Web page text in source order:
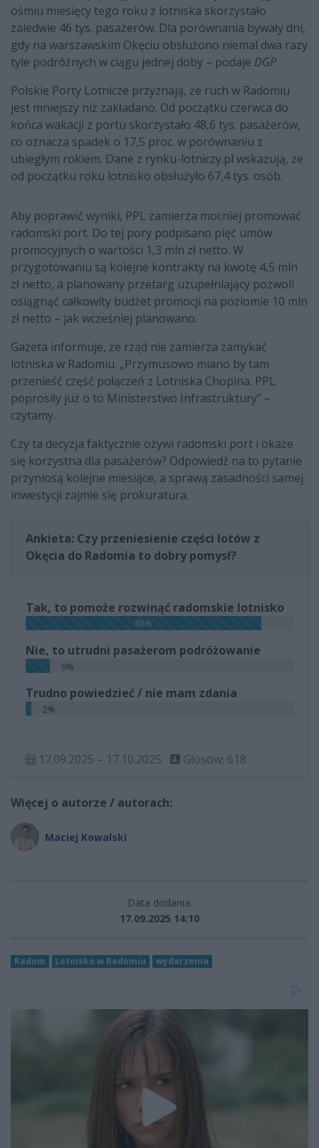
ośmiu miesięcy tego roku z lotniska skorzystało
zaledwie 46 tys. pasażerów. Dla porównania bywały dni,
gdy na warszawskim Okęciu obsłużono niemal dwa razy
tyle podróżnych w ciągu jednej doby – podaje DGP.
Polskie Porty Lotnicze przyznają, że ruch w Radomiu
jest mniejszy niż zakładano. Od początku czerwca do
końca wakacji z portu skorzystało 48,6 tys. pasażerów,
co oznacza spadek o 17,5 proc. w porównaniu z
ubiegłym rokiem. Dane z rynku-lotniczy.pl wskazują, że
od początku roku lotnisko obsłużyło 67,4 tys. osób.
Aby poprawić wyniki, PPL zamierza mocniej promować
radomski port. Do tej pory podpisano pięć umów
promocyjnych o wartości 1,3 mln zł netto. W
przygotowaniu są kolejne kontrakty na kwotę 4,5 mln
zł netto, a planowany przetarg uzupełniający pozwoli
osiągnąć całkowity budżet promocji na poziomie 10 mln
zł netto – jak wcześniej planowano.
Gazeta informuje, że rząd nie zamierza zamykać
lotniska w Radomiu. „Przymusowo miano by tam
przenieść część połączeń z Lotniska Chopina. PPL
poprosiły już o to Ministerstwo Infrastruktury” –
czytamy.
Czy ta decyzja faktycznie ożywi radomski port i okaże
się korzystna dla pasażerów? Odpowiedź na to pytanie
przyniosą kolejne miesiące, a sprawą zasadności samej
inwestycji zajmie się prokuratura.
Ankieta: Czy przeniesienie części lotów z
Okęcia do Radomia to dobry pomysł?
Tak, to pomoże rozwinąć radomskie lotnisko
88%
Nie, to utrudni pasażerom podróżowanie
9%
Trudno powiedzieć / nie mam zdania
2%
17.09.2025 – 17.10.2025 Głosów: 618
Więcej o autorze / autorach:
Maciej Kowalski
Data dodania:
17.09.2025 14:10
Radom Lotnisko w Radomiu wydarzenia